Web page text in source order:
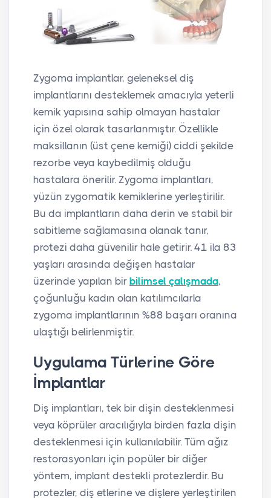
Zygoma implantlar, geleneksel diş
implantlarını desteklemek amacıyla yeterli
kemik yapısına sahip olmayan hastalar
için özel olarak tasarlanmıştır. Özellikle
maksillanın (üst çene kemiği) ciddi şekilde
rezorbe veya kaybedilmiş olduğu
hastalara önerilir. Zygoma implantları,
yüzün zygomatik kemiklerine yerleştirilir.
Bu da implantların daha derin ve stabil bir
sabitleme sağlamasına olanak tanır,
protezi daha güvenilir hale getirir. 41 ila 83
yaşları arasında değişen hastalar
üzerinde yapılan bir bilimsel çalışmada,
çoğunluğu kadın olan katılımcılarla
zygoma implantlarının %88 başarı oranına
ulaştığı belirlenmiştir.
Uygulama Türlerine Göre
İmplantlar
Diş implantları, tek bir dişin desteklenmesi
veya köprüler aracılığıyla birden fazla dişin
desteklenmesi için kullanılabilir. Tüm ağız
restorasyonları için popüler bir diğer
yöntem, implant destekli protezlerdir. Bu
protezler, diş etlerine ve dişlere yerleştirilen